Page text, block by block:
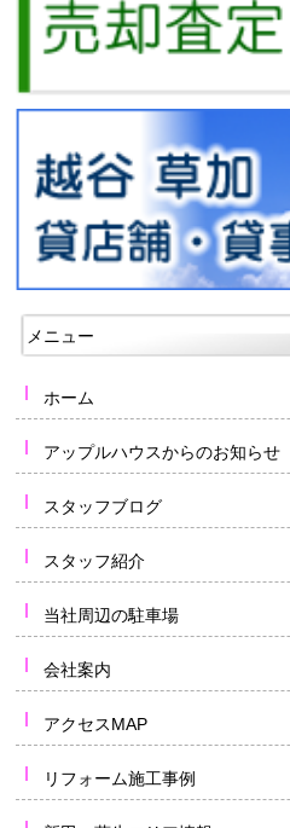
メニュー
ホーム
アップルハウスからのお知らせ
スタッフブログ
スタッフ紹介
当社周辺の駐車場
会社案内
アクセスMAP
リフォーム施工事例